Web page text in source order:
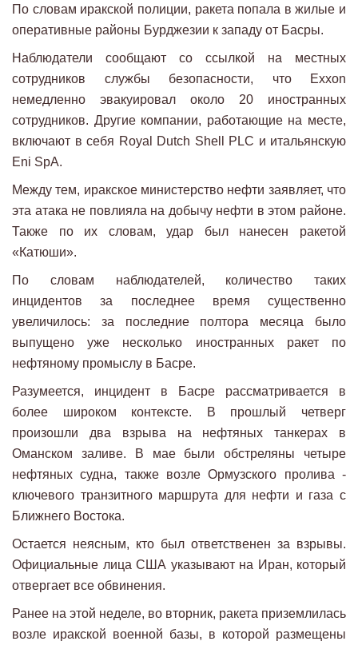
По словам иракской полиции, ракета попала в жилые и
оперативные районы Бурджезии к западу от Басры.
Наблюдатели сообщают со ссылкой на местных
сотрудников службы безопасности, что Exxon
немедленно эвакуировал около 20 иностранных
сотрудников. Другие компании, работающие на месте,
включают в себя Royal Dutch Shell PLC и итальянскую
Eni SpA.
Между тем, иракское министерство нефти заявляет, что
эта атака не повлияла на добычу нефти в этом районе.
Также по их словам, удар был нанесен ракетой
«Катюши».
По словам наблюдателей, количество таких
инцидентов за последнее время существенно
увеличилось: за последние полтора месяца было
выпущено уже несколько иностранных ракет по
нефтяному промыслу в Басре.
Разумеется, инцидент в Басре рассматривается в
более широком контексте. В прошлый четверг
произошли два взрыва на нефтяных танкерах в
Оманском заливе. В мае были обстреляны четыре
нефтяных судна, также возле Ормузского пролива -
ключевого транзитного маршрута для нефти и газа с
Ближнего Востока.
Остается неясным, кто был ответственен за взрывы.
Официальные лица США указывают на Иран, который
отвергает все обвинения.
Ранее на этой неделе, во вторник, ракета приземлилась
возле иракской военной базы, в которой размещены